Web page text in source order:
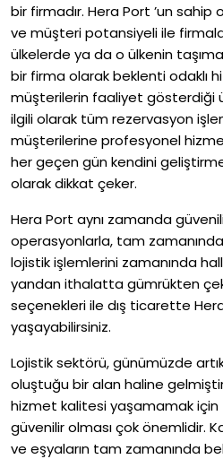
bir firmadır. Hera Port ’un
ve müşteri potansiyeli ile
ülkelerde ya da o ülkenin
bir firma olarak beklenti odaklı
müşterilerin faaliyet gösterdiği
ilgili olarak tüm rezervasyon
müşterilerine profesyonel
her geçen gün kendini
olarak dikkat çeker.
Hera Port aynı zamanda
operasyonlarla, tam zamanında
lojistik işlemlerini zamanında
yandan ithalatta gümrükten
seçenekleri ile dış ticarette
yaşayabilirsiniz.
Lojistik sektörü, günümüzde
oluştuğu bir alan haline
hizmet kalitesi yaşamamak için
güvenilir olması çok önemlidir.
ve eşyaların tam zamanında